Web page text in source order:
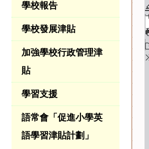
學校報告
學校發展津貼
加強學校行政管理津
貼
學習支援
語常會「促進小學英
語學習津貼計劃」